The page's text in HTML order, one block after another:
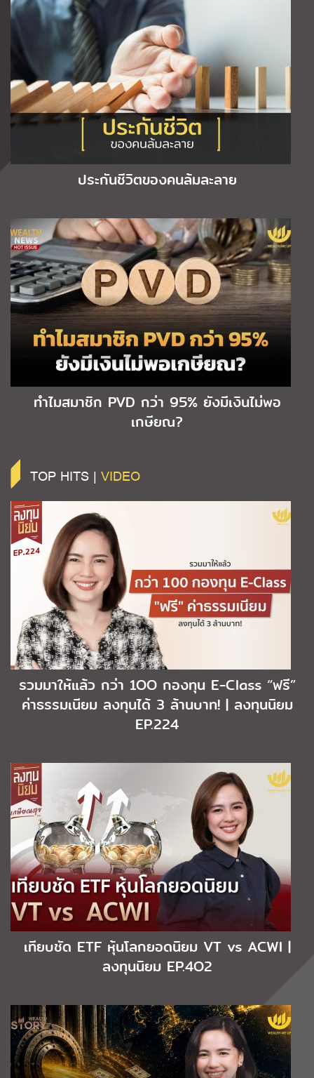
ประกันชีวิตของคนล้มละลาย
ทำไมสมาชิก PVD กว่า 95% ยังมีเงินไม่พอ
เกษียณ?
TOP HITS | VIDEO
รวมมาให้แล้ว กว่า 1OO กองทุน E-Class “ฟรี”
ค่าธรรมเนียม ลงทุนได้ 3 ล้านบาท! | ลงทุนนิยม
EP.224
เทียบชัด ETF หุ้นโลกยอดนิยม VT vs ACWI |
ลงทุนนิยม EP.4O2